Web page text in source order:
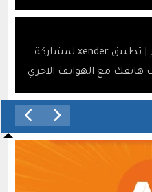
بك
برنامج اليوم | تطبيق xender لمشاركة
هاتفك مع الهواتف الاخري